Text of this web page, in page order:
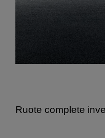
Ruote complete